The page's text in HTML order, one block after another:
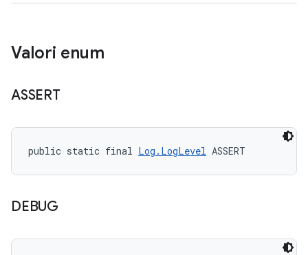
Valori enum
ASSERT
public static final Log.LogLevel ASSERT
DEBUG